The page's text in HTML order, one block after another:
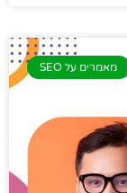
מאמרים על SEO